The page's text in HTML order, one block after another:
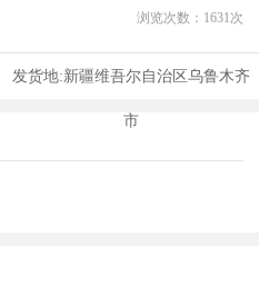
浏览次数： 1631次
发货地:新疆维吾尔自治区乌鲁木齐
市